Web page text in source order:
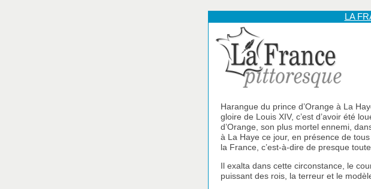
LA
Harangue du prince d’Orange à La
gloire de Louis XIV, c’est d’avoir été
d’Orange, son plus mortel ennemi,
à La Haye ce jour, en présence de
la France, c’est-à-dire de presque toute
Il exalta dans cette circonstance, le
puissant des rois, la terreur et le